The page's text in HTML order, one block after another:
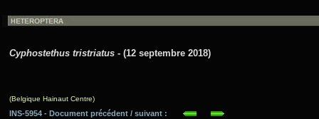
Cyphostethus tristriatus - (12 septembre 2018)
(Belgique Hainaut Centre)
INS-5954 - Document précédent / suivant :